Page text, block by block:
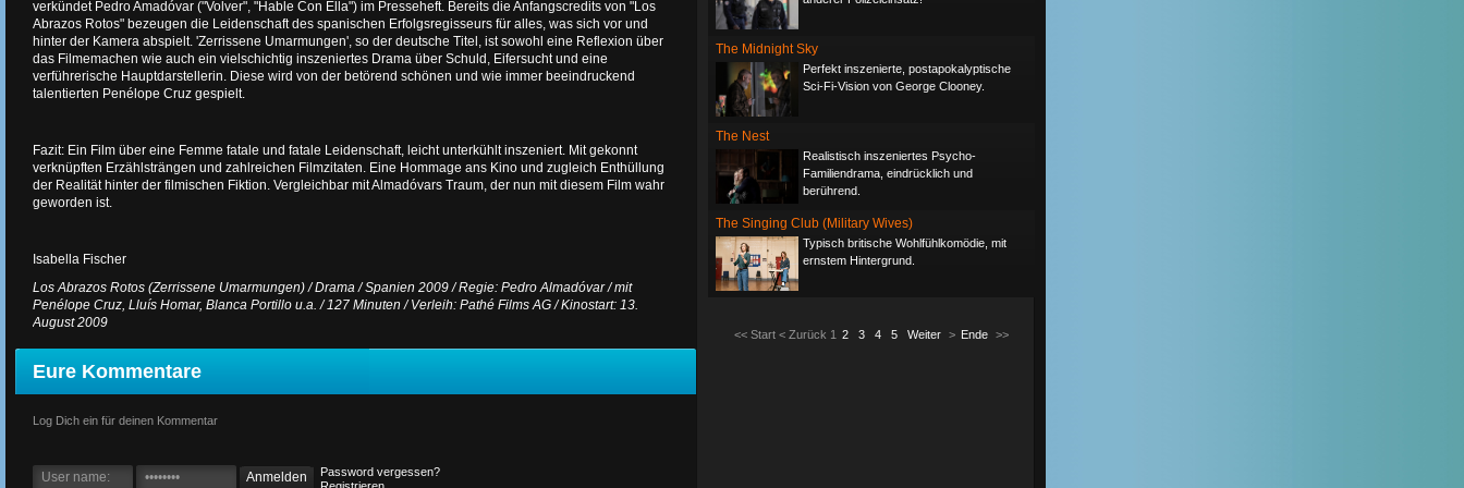
The Midnight Sky
Perfekt inszenierte, postapokalyptische
Sci-Fi-Vision von George Clooney.
The Nest
Realistisch inszeniertes Psycho-
Familiendrama, eindrücklich und
berührend.
The Singing Club (Military Wives)
Typisch britische Wohlfühlkomödie, mit
ernstem Hintergrund.
<< Start < Zurück 1 2 3 4 5 Weiter > Ende >>
verkündet Pedro Amadóvar ("Volver", "Hable Con Ella") im Presseheft. Bereits die Anfangscredits von "Los
Abrazos Rotos" bezeugen die Leidenschaft des spanischen Erfolgsregisseurs für alles, was sich vor und
hinter der Kamera abspielt. 'Zerrissene Umarmungen', so der deutsche Titel, ist sowohl eine Reflexion über
das Filmemachen wie auch ein vielschichtig inszeniertes Drama über Schuld, Eifersucht und eine
verführerische Hauptdarstellerin. Diese wird von der betörend schönen und wie immer beeindruckend
talentierten Penélope Cruz gespielt.
Fazit: Ein Film über eine Femme fatale und fatale Leidenschaft, leicht unterkühlt inszeniert. Mit gekonnt
verknüpften Erzählsträngen und zahlreichen Filmzitaten. Eine Hommage ans Kino und zugleich Enthüllung
der Realität hinter der filmischen Fiktion. Vergleichbar mit Almadóvars Traum, der nun mit diesem Film wahr
geworden ist.
Isabella Fischer
Los Abrazos Rotos (Zerrissene Umarmungen) / Drama / Spanien 2009 / Regie: Pedro Almadóvar / mit
Penélope Cruz, Lluís Homar, Blanca Portillo u.a. / 127 Minuten / Verleih: Pathé Films AG / Kinostart: 13.
August 2009
Eure Kommentare
Log Dich ein für deinen Kommentar
Password vergessen?